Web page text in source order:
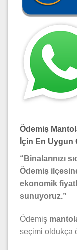
Ödemiş
İçin En Uygun
“Binalarınızı
Ödemiş
ekonomik
sunuyoruz.”
Ödemiş
seçimi oldukça